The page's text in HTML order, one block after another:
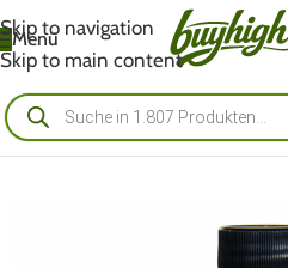
Skip to navigation
Skip to main content
Menü